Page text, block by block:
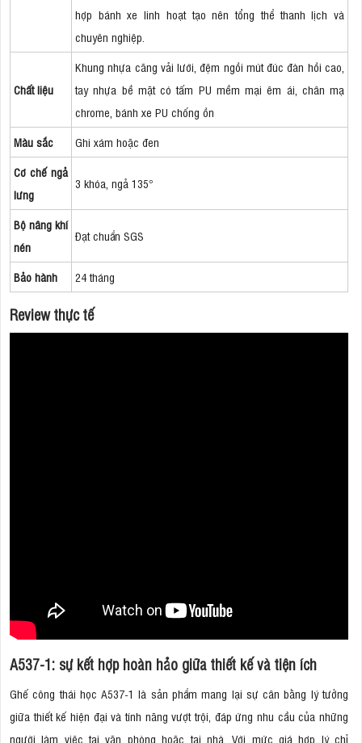
hợp bánh xe linh hoạt tạo nên tổng thể thanh lịch và
chuyên nghiệp.
Chất liệu
Khung nhựa căng vải lưới, đệm ngồi mút đúc đàn hồi cao,
tay nhựa bề mặt có tấm PU mềm mại êm ái, chân mạ
chrome, bánh xe PU chống ồn
Màu sắc
Ghi xám hoặc đen
Cơ chế ngả
lưng
3 khóa, ngả 135°
Bộ nâng khí
nén
Đạt chuẩn SGS
Bảo hành 24 tháng
Review thực tế
A537-1: sự kết hợp hoàn hảo giữa thiết kế và tiện ích
Ghế công thái học A537-1 là sản phẩm mang lại sự cân bằng lý tưởng
giữa thiết kế hiện đại và tính năng vượt trội, đáp ứng nhu cầu của những
người làm việc tại văn phòng hoặc tại nhà. Với mức giá hợp lý chỉ